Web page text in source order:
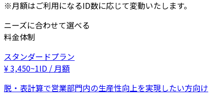
※月額はご利用になるID数に応じて変動いたします。
ニーズに合わせて選べる
料金体制
スタンダードプラン
¥3,450~1ID / 月額
脱・表計算で営業部門内の生産性向上を実現したい方向け